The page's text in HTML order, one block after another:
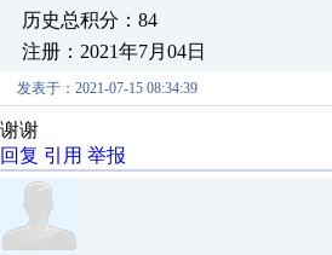
历史总积分：84
注册：2021年7月04日
发表于：2021-07-15 08:34:39
谢谢
回复 引用 举报